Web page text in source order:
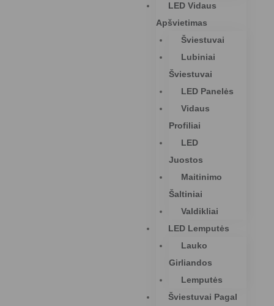
LED Vidaus
Apšvietimas
Šviestuvai
Lubiniai
Šviestuvai
LED Panelės
Vidaus
Profiliai
LED
Juostos
Maitinimo
Šaltiniai
Valdikliai
LED Lemputės
Lauko
Girliandos
Lemputės
Šviestuvai Pagal